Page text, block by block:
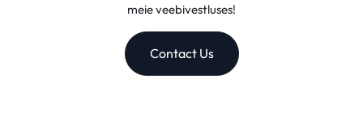
meie veebivestluses!
Contact Us